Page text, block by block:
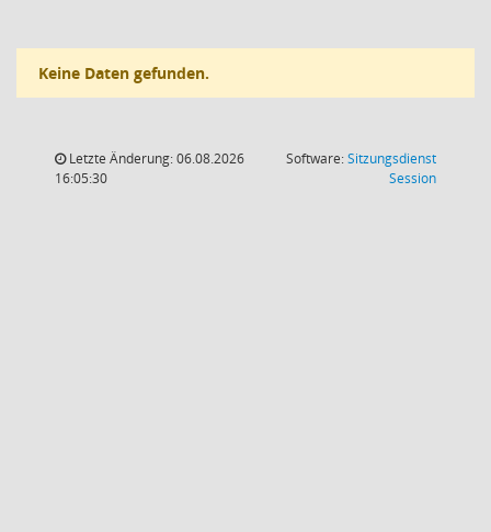
Keine Daten gefunden.
Letzte Änderung: 06.08.2026
16:05:30
Software:Sitzungsdienst
Session(Wird in